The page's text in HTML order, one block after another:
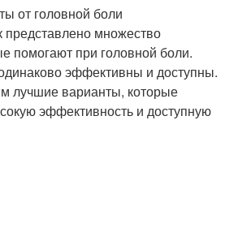
от головной боли
представлено множество
помогают при головной боли.
эффективны и доступны.
лучшие варианты, которые
эффективность и доступную